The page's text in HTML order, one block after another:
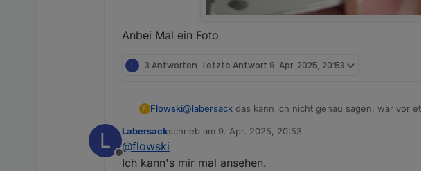
Anbei Mal ein Foto
L 3 Antworten Letzte Antwort 9. Apr. 2025, 20:53
F Flowski@labersack das kann ich nicht genau sagen, war vor
L
Offline
Labersackschrieb am 9. Apr. 2025, 20:53
zuletzt editiert von
@flowski
Ich kann's mir mal ansehen.